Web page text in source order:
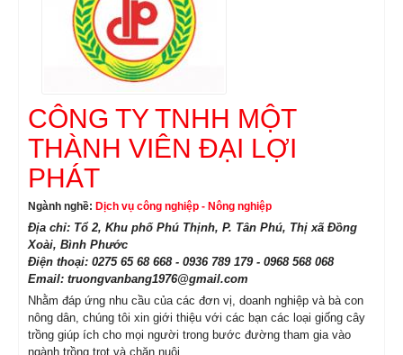
CÔNG TY TNHH MỘT
THÀNH VIÊN ĐẠI LỢI
PHÁT
Ngành nghề: Dịch vụ công nghiệp - Nông nghiệp
Địa chỉ: Tổ 2, Khu phố Phú Thịnh, P. Tân Phú, Thị xã Đồng
Xoài, Bình Phước
Điện thoại: 0275 65 68 668 - 0936 789 179 - 0968 568 068
Email: truongvanbang1976@gmail.com
Nhằm đáp ứng nhu cầu của các đơn vị, doanh nghiệp và bà con
nông dân, chúng tôi xin giới thiệu với các bạn các loại giống cây
trồng giúp ích cho mọi người trong bước đường tham gia vào
ngành trồng trọt và chăn nuôi.